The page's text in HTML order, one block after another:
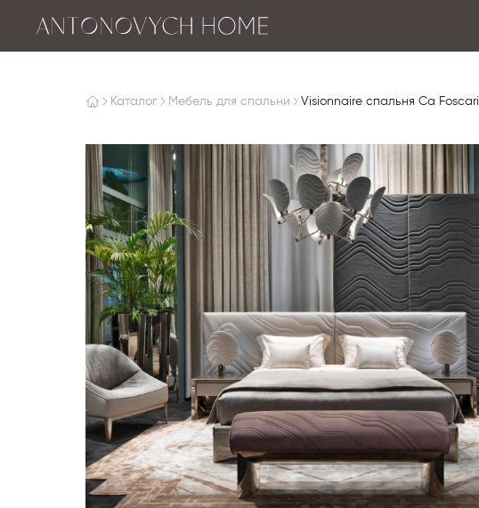
Каталог Мебель для спальни Visionnaire спальня Ca Foscari